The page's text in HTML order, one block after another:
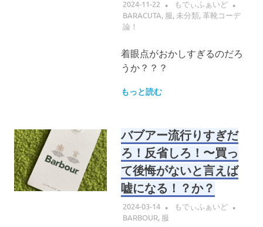
2024-11-22
もでぃふぁいど
BARACUTA, 服, 未分類,革靴コーデ
論！
着眼点がおかしすぎるのだろ
うか？？？
もっと読む
バブアー流行りすぎだ
ろ！反省しろ！〜買っ
て後悔がないと言えば
嘘になる！？か？
2024-03-14
もでぃふぁいど
BARBOUR, 服